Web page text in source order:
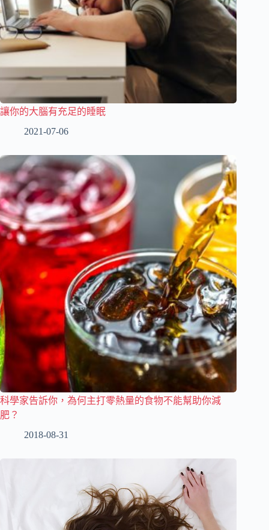
讓你的大腦有充足的睡眠
2021-07-06
科學家告訴你，為何主打零熱量的食物不能幫助你減
肥？
2018-08-31